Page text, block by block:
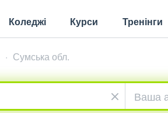
Коледжі Курси Тренінги
Сумська обл.